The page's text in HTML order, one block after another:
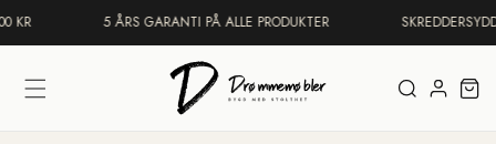
videre til
innholdet
KR 5 ÅRS GARANTI PÅ ALLE PRODUKTER
inn